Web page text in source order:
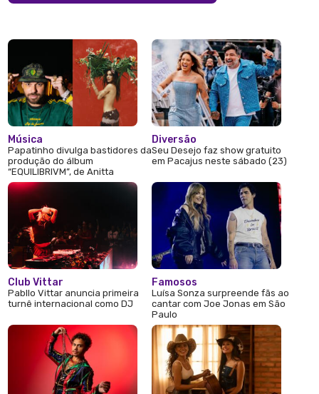
Música
Papatinho divulga bastidores da
produção do álbum
“EQUILIBRIVM”, de Anitta
Club Vittar
Pabllo Vittar anuncia primeira
turnê internacional como DJ
Diversão
Seu Desejo faz show gratuito
em Pacajus neste sábado (23)
Famosos
Luísa Sonza surpreende fãs ao
cantar com Joe Jonas em São
Paulo